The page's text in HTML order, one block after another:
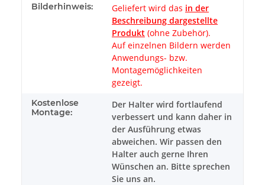
Bilderhinweis: Geliefert wird das in der
Beschreibung dargestellte
Produkt (ohne Zubehör).
Auf einzelnen Bildern werden
Anwendungs- bzw.
Montagemöglichkeiten
gezeigt.
Kostenlose
Montage:
Der Halter wird fortlaufend
verbessert und kann daher in
der Ausführung etwas
abweichen. Wir passen den
Halter auch gerne Ihren
Wünschen an. Bitte sprechen
Sie uns an.